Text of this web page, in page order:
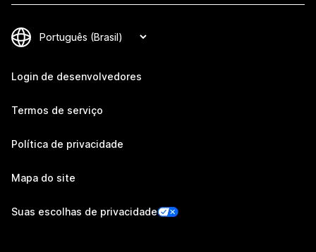
Login de desenvolvedores
Termos de serviço
Política de privacidade
Mapa do site
Suas escolhas de privacidade